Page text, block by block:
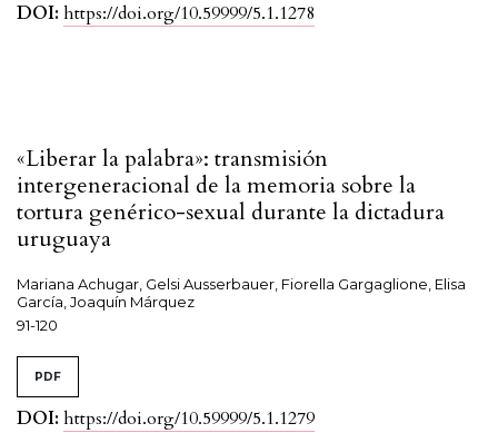
DOI: https://doi.org/10.59999/5.1.1278
«Liberar la palabra»: transmisión
intergeneracional de la memoria sobre la
tortura genérico-sexual durante la dictadura
uruguaya
Mariana Achugar, Gelsi Ausserbauer, Fiorella Gargaglione, Elisa
García, Joaquín Márquez
91-120
PDF
DOI: https://doi.org/10.59999/5.1.1279